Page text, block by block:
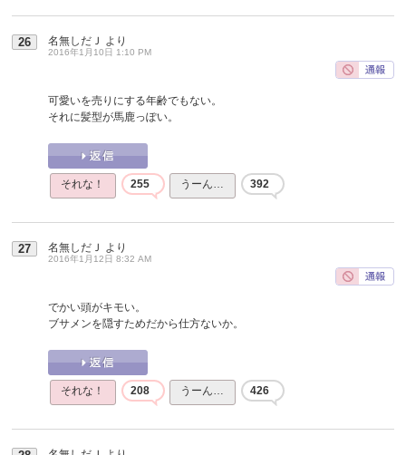
26 名無しだＪ より
2016年1月10日 1:10 PM
可愛いを売りにする年齢でもない。
それに髪型が馬鹿っぽい。
それな！ 255 うーん… 392
27 名無しだＪ より
2016年1月12日 8:32 AM
でかい頭がキモい。
ブサメンを隠すためだから仕方ないか。
それな！ 208 うーん… 426